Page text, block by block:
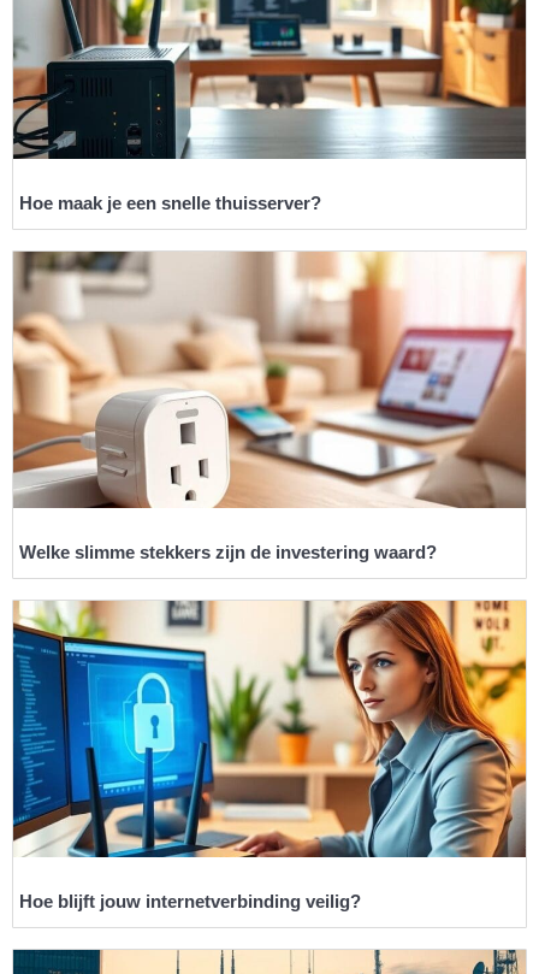
Hoe maak je een snelle thuisserver?
Welke slimme stekkers zijn de investering waard?
Hoe blijft jouw internetverbinding veilig?